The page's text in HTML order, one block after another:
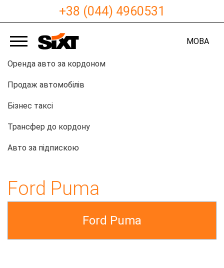
+38 (044) 4960531
МОВА
Оренда авто за кордоном
Продаж автомобілів
Бізнес таксі
Трансфер до кордону
Авто за підпискою
Ford Puma
Ford Puma